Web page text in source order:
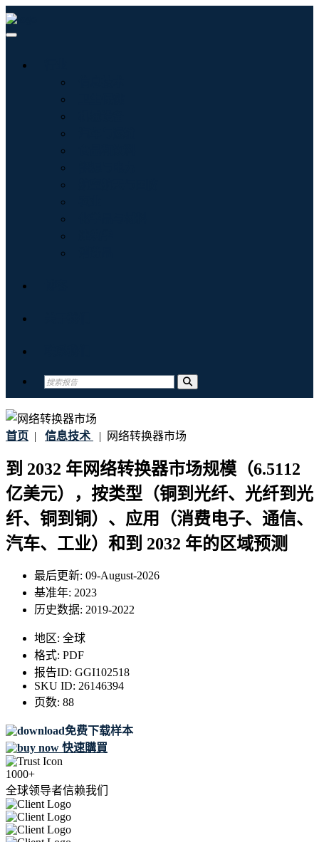
首页 | 信息技术 | 网络转换器市场
到 2032 年网络转换器市场规模（6.5112
亿美元），按类型（铜到光纤、光纤到光
纤、铜到铜）、应用（消费电子、通信、
汽车、工业）和到 2032 年的区域预测
最后更新: 09-August-2026
基准年: 2023
历史数据: 2019-2022
地区: 全球
格式: PDF
报告ID: GGI102518
SKU ID: 26146394
页数: 88
免费下载样本
快速購買
1000+
全球领导者信赖我们